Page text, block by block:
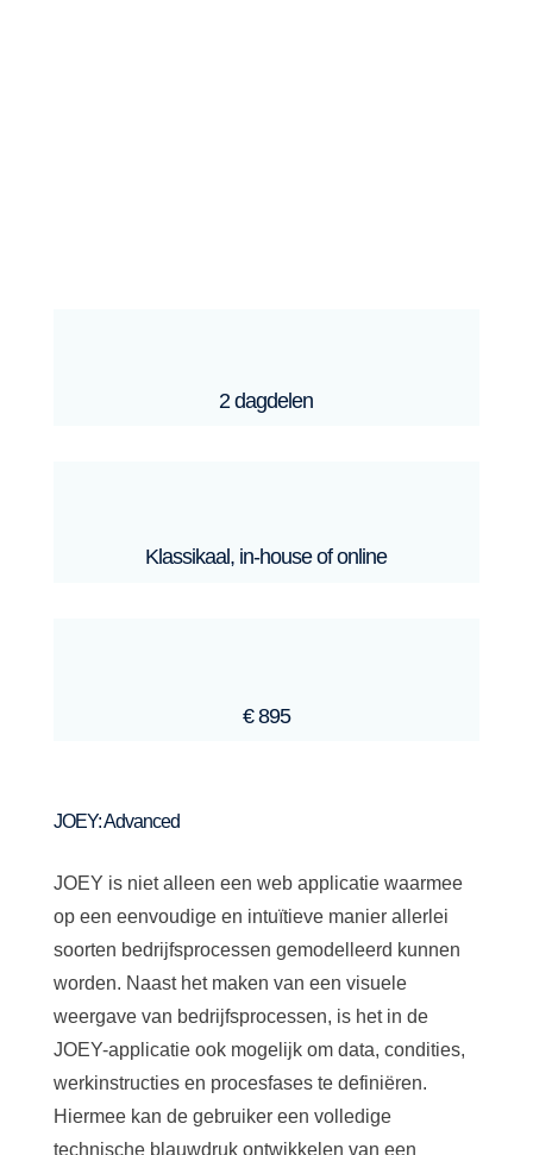
2 dagdelen
Klassikaal, in-house of online
€ 895
JOEY: Advanced
JOEY is niet alleen een web applicatie waarmee
op een eenvoudige en intuïtieve manier allerlei
soorten bedrijfsprocessen gemodelleerd kunnen
worden. Naast het maken van een visuele
weergave van bedrijfsprocessen, is het in de
JOEY-applicatie ook mogelijk om data, condities,
werkinstructies en procesfases te definiëren.
Hiermee kan de gebruiker een volledige
technische blauwdruk ontwikkelen van een